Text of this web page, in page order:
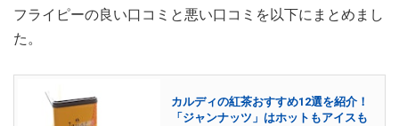
フライピーの良い口コミと悪い口コミを以下にまとめまし
た。
カルディの紅茶おすすめ12選を紹介！
「ジャンナッツ」はホットもアイスも